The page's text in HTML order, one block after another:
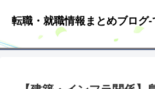
転職・就職情報まとめブログ